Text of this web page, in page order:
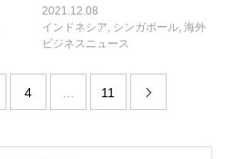
2021.12.08
インドネシア, シンガポール,海外
ビジネスニュース
4 … 11 